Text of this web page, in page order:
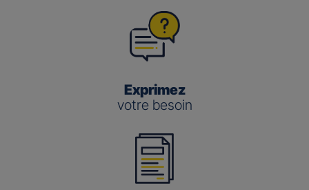
Exprimez
votre besoin